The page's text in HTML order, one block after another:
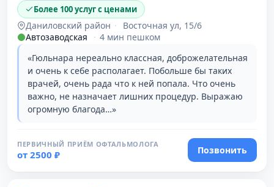
Более 100 услуг с ценами
Даниловский район ·
Восточная ул, 15/6
Автозаводская
· 4 мин пешком
«Гюльнара нереально классная, доброжелательная
и очень к себе располагает. Побольше бы таких
врачей, очень рада что к ней попала. Что очень
важно, не назначает лишних процедур. Выражаю
огромную благода…»
ПЕРВИЧНЫЙ ПРИЁМ ОФТАЛЬМОЛОГА
от 2500 ₽ Позвонить